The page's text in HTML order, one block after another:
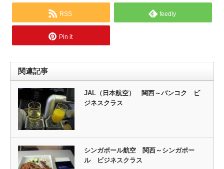
RSS feedly
Pin it
関連記事
JAL（日本航空） 関西～バンコク ビ
ジネスクラス
シンガポール航空 関西～シンガポー
ル ビジネスクラス